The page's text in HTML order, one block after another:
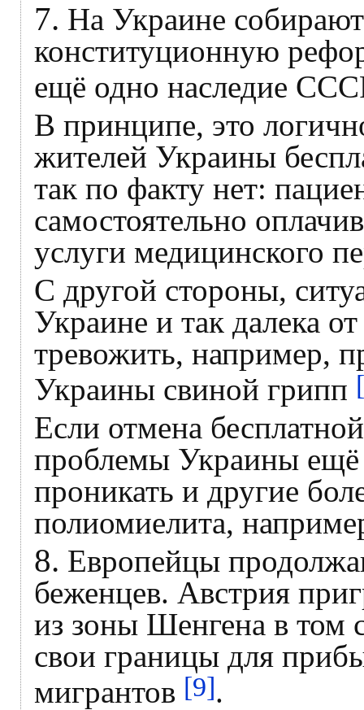
7. На Украине
конституционную
ещё одно наследие
В принципе, это
жителей Украины
так по факту нет:
самостоятельно
услуги медицинского
С другой стороны,
Украине и так далека
тревожить, например,
Украины свиной грипп
Если отмена
проблемы Украины ещё
проникать и другие
полиомиелита,
8. Европейцы
беженцев. Австрия
из зоны Шенгена в том
свои границы для
мигрантов [9].